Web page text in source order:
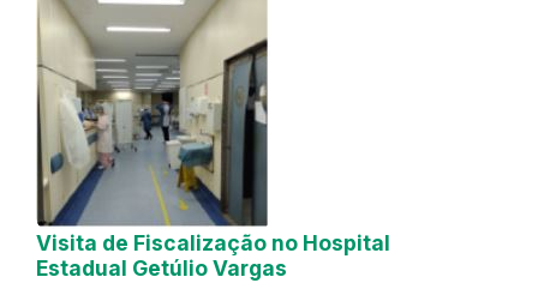
Visita de Fiscalização no Hospital
Estadual Getúlio Vargas